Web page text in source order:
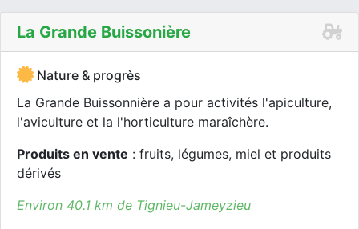
La Grande Buissonière
Nature & progrès
La Grande Buissonnière a pour activités l'apiculture,
l'aviculture et la l'horticulture maraîchère.
Produits en vente : fruits, légumes, miel et produits
dérivés
Environ 40.1 km de Tignieu-Jameyzieu